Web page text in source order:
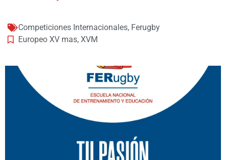
Competiciones Internacionales, Ferugby
Europeo XV mas, XVM